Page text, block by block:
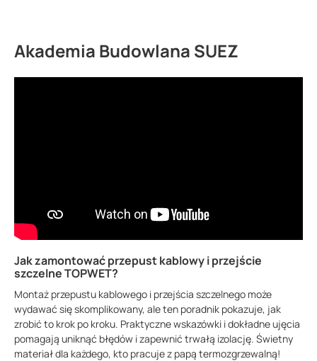
Akademia Budowlana SUEZ
Jak zamontować przepust kablowy i przejście
szczelne TOPWET?
Montaż przepustu kablowego i przejścia szczelnego może
wydawać się skomplikowany, ale ten poradnik pokazuje, jak
zrobić to krok po kroku. Praktyczne wskazówki i dokładne ujęcia
pomagają uniknąć błędów i zapewnić trwałą izolację. Świetny
materiał dla każdego, kto pracuje z papą termozgrzewalną!